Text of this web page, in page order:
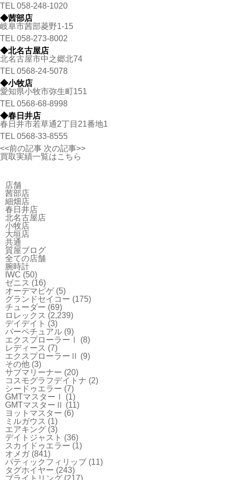
TEL 058-248-1020
◆茜部店
岐阜市茜部菱野1-15
TEL 058-273-8002
◆北名古屋店
北名古屋市中之郷北74
TEL 0568-24-5078
◆小牧店
愛知県小牧市弥生町151
TEL 0568-68-8998
◆春日井店
春日井市若草通2丁目21番地1
TEL 0568-33-8555
<<前の記事 次の記事>>
買取実績一覧はこちら
店舗
茜部店
細畑店
春日井店
北名古屋店
小牧店
大垣店
共通
質屋ブログ
全ての店舗
腕時計
IWC (50)
ゼニス (16)
オーデマピゲ(5)
グランドセイコー (175)
チューダー (69)
ロレックス (2,239)
デイデイト (3)
パーペチュアル (9)
エクスプローラーⅠ
(8)
レディース (7)
エクスプローラーⅡ (9)
その他 (3)
サブマリーナー (20)
コスモグラフデイトナ (2)
シードゥエラー (7)
GMTマスターⅠ
(1)
GMTマスターⅡ (11)
ヨットマスター (6)
ミルガウス (1)
エアキング (3)
デイトジャスト (36)
スカイドゥエラー (1)
オメガ(841)
パティックフィリップ(11)
タグホイヤー (243)
ブライトリング (217)